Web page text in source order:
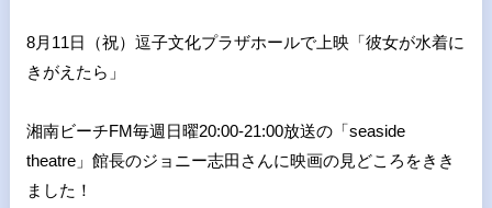
8月11日（祝）逗子文化プラザホールで上映「彼女が水着に
きがえたら」
湘南ビーチFM毎週日曜20:00-21:00放送の「seaside
theatre」館長のジョニー志田さんに映画の見どころをきき
ました！